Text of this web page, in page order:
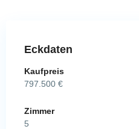
Eckdaten
Kaufpreis
797.500 €
Zimmer
5